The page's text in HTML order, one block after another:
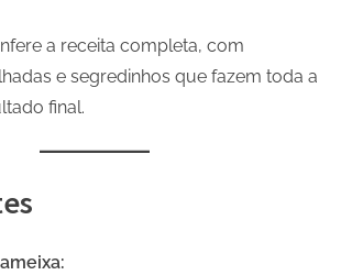
a receita completa, com
e segredinhos que fazem toda a
final.